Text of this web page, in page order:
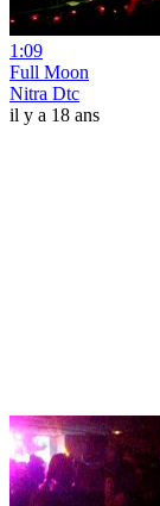
1:09
Full Moon
Nitra Dtc
il y a 18 ans